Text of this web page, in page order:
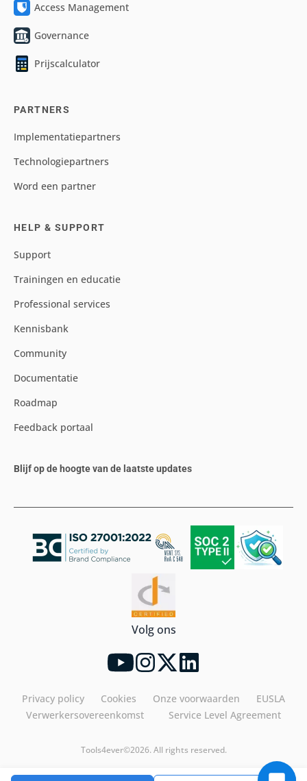
Access Management
Governance
Prijscalculator
PARTNERS
Implementatiepartners
Technologiepartners
Word een partner
HELP & SUPPORT
Support
Trainingen en educatie
Professional services
Kennisbank
Community
Documentatie
Roadmap
Feedback portaal
Blijf op de hoogte van de laatste updates
Volg ons
Privacy policy Cookies Onze voorwaarden
EUSLA
Verwerkersovereenkomst
Service Level Agreement
Tools4ever©2026. All rights reserved.